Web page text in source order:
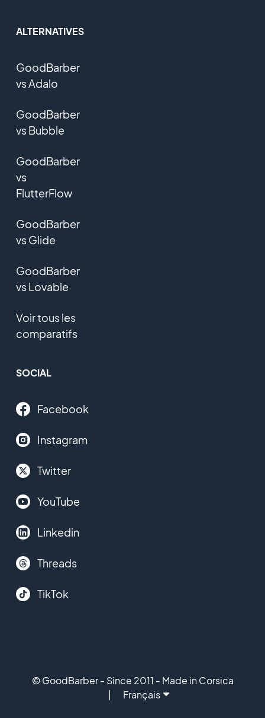
ALTERNATIVES
GoodBarber
vs Adalo
GoodBarber
vs Bubble
GoodBarber
vs
FlutterFlow
GoodBarber
vs Glide
GoodBarber
vs Lovable
Voir tous les
comparatifs
SOCIAL
Facebook
Instagram
Twitter
YouTube
Linkedin
Threads
TikTok
© GoodBarber - Since 2011 - Made in Corsica
Français